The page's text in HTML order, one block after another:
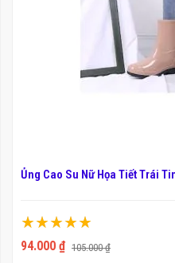
Ủng Cao Su Nữ Họa Tiết Trái
Xếp hạng:
100%
94.000 ₫ 105.000 ₫